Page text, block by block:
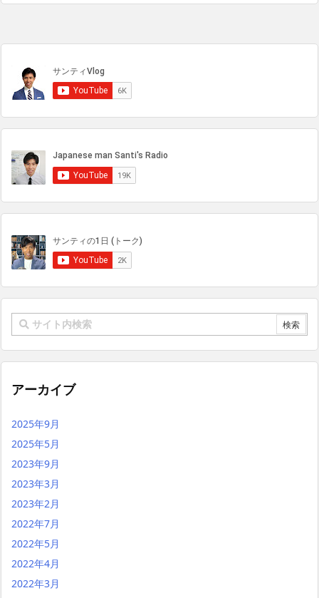
アーカイブ
2025年9月
2025年5月
2023年9月
2023年3月
2023年2月
2022年7月
2022年5月
2022年4月
2022年3月